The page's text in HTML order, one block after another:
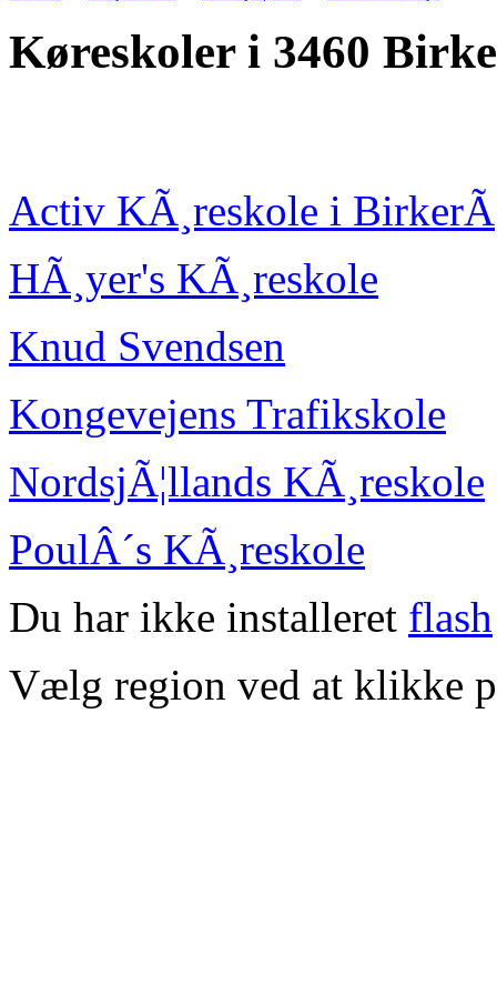
Køreskoler i 3460
Activ KÃ¸reskole i
HÃ¸yer's KÃ¸reskole
Knud Svendsen
Kongevejens Trafikskole
NordsjÃ¦llands KÃ¸reskole
PoulÂ´s KÃ¸reskole
Du har ikke installeret flash
Vælg region ved at klikke